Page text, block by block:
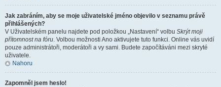
Jak zabráním, aby se moje uživatelské jméno objevilo v seznamu právě
přihlášených?
V Uživatelském panelu najdete pod položkou „Nastavení“ volbu Skrýt moji
přítomnost na fóru. Volbou možnosti Ano aktivujete tuto funkci. Online vás uvidí
pouze administrátoři, moderátoři a vy sami. Budete započítáváni mezi skryté
uživatele.
Nahoru
Zapomněl jsem heslo!